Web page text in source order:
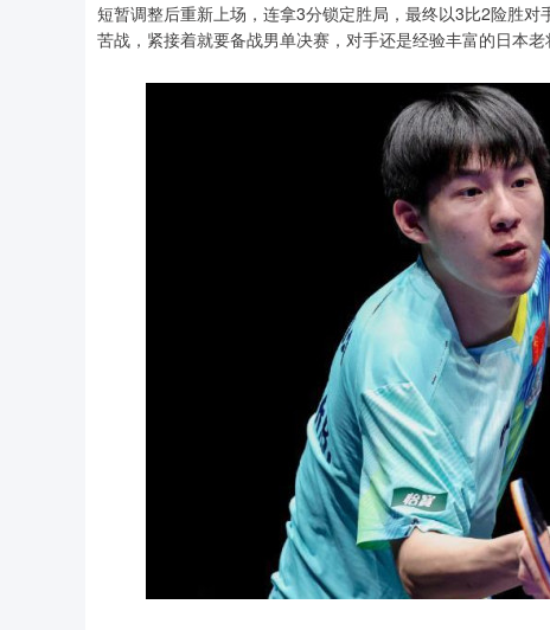
短暂调整后重新上场，连拿3分锁定胜局，最终以3比2险胜
苦战，紧接着就要备战男单决赛，对手还是经验丰富的日本